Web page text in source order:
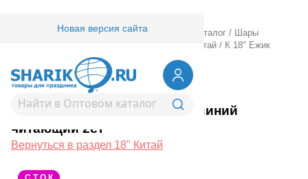
Новая версия сайта
Товары для праздника/ Оптовый каталог /
Шары
18" Китай / К 18" Ежик
Аниме синий читающий 2ст
1202-3900К 18" Ежик Аниме синий
читающий 2ст
Вернуться в раздел 18" Китай